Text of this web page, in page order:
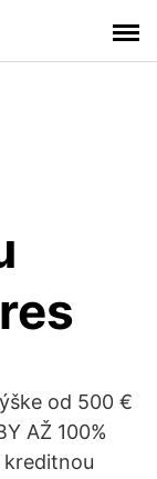
od 500 €
AŽ 100%
kreditnou